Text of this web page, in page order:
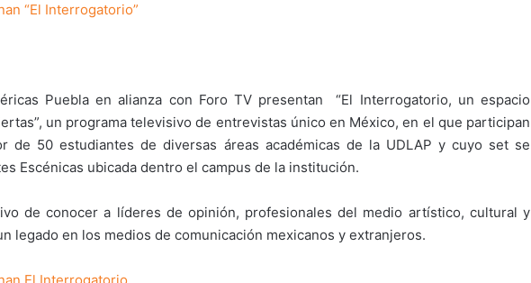
“El Interrogatorio”
Puebla en alianza con Foro TV presentan “El Interrogatorio, un espacio
un programa televisivo de entrevistas único en México, en el que participan
de 50 estudiantes de diversas áreas académicas de la UDLAP y cuyo set se
Escénicas ubicada dentro el campus de la institución.
de conocer a líderes de opinión, profesionales del medio artístico, cultural y
legado en los medios de comunicación mexicanos y extranjeros.